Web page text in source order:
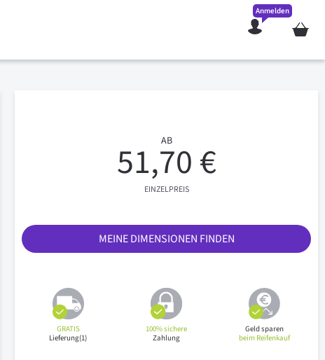
Mein
Anmelden
AB
51,70 €
EINZELPREIS
MEINE DIMENSIONEN FINDEN
GRATIS
Lieferung(1)
100% sichere
Zahlung
Geld sparen
beim Reifenkauf